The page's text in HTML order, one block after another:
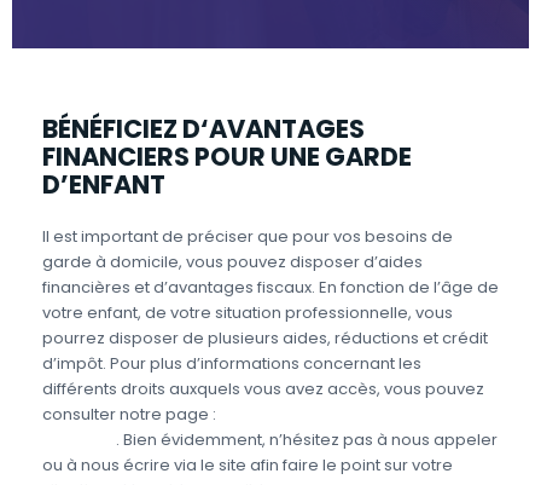
BÉNÉFICIEZ D‘AVANTAGES
FINANCIERS POUR UNE GARDE
D’ENFANT
Il est important de préciser que pour vos besoins de
garde à domicile, vous pouvez disposer d’aides
financières et d’avantages fiscaux. En fonction de l’âge de
votre enfant, de votre situation professionnelle, vous
pourrez disposer de plusieurs aides, réductions et crédit
d’impôt. Pour plus d’informations concernant les
différents droits auxquels vous avez accès, vous pouvez
consulter notre page :
. Bien évidemment, n’hésitez pas à nous appeler
ou à nous écrire via le site afin faire le point sur votre